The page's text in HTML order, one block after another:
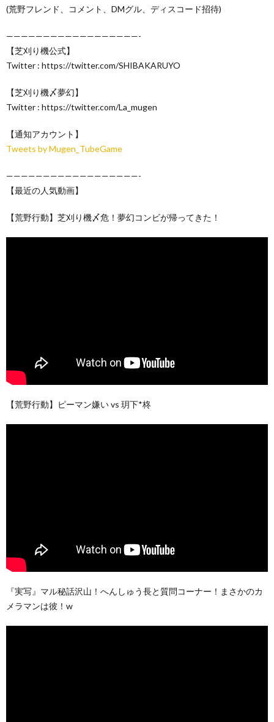
(荒野フレンド、コメント、DMグル、ディスコード招待)
——————————————————-
【芝刈り機公式】
Twitter : https://twitter.com/SHIBAKARUYO
【芝刈り機〆夢幻】
Twitter : https://twitter.com/La_mugen
【通知アカウント】
Tweets by Mugen_TubeGame
——————————————————-
【最近の人気動画】
【荒野行動】芝刈り機〆危！夢幻コンビが帰ってきた！
【荒野行動】ピーマン嫌い vs 玥下*柊
『実写』マル秘話沢山！へんしゅう長と質問コーナー！まさかのカ
メラマンは彼！w